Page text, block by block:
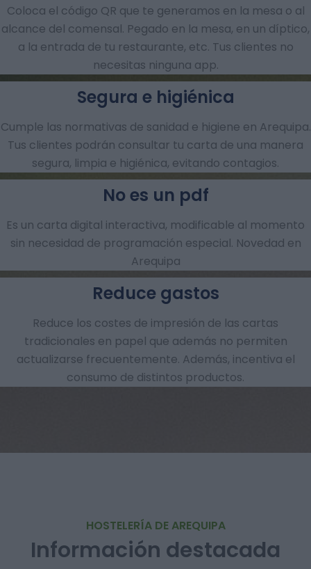
Coloca el código QR que te generamos en la mesa o al
alcance del comensal. Pegado en la mesa, en un díptico,
a la entrada de tu restaurante, etc. Tus clientes no
necesitas ninguna app.
Cumple las normativas de sanidad e higiene en Arequipa.
Tus clientes podrán consultar tu carta de una manera
segura, limpia e higiénica, evitando contagios.
Segura e higiénica
Es un carta digital interactiva, modificable al momento
sin necesidad de programación especial. Novedad en
Arequipa
No es un pdf
Reduce los costes de impresión de las cartas
tradicionales en papel que además no permiten
actualizarse frecuentemente. Además, incentiva el
consumo de distintos productos.
Reduce gastos
HOSTELERÍA DE AREQUIPA
Información destacada